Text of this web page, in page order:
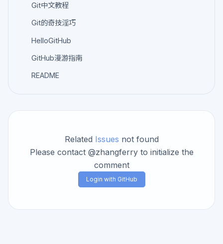
Git中文教程
Git的奇技淫巧
HelloGitHub
GitHub漫游指南
README
Related Issues not found
Please contact @zhangferry to initialize the
comment
Login with GitHub